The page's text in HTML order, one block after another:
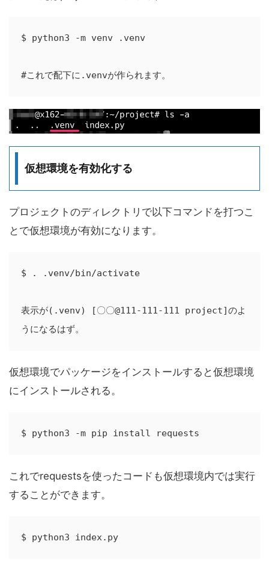
$ python3 -m venv .venv
#これで配下に.venvが作られます。
仮想環境を有効化する
プロジェクトのディレクトリで以下コマンドを打つこ
とで仮想環境が有効になります。
$ . .venv/bin/activate
表示が(.venv) [〇〇@111-111-111 project]のよ
うになるはず。
仮想環境でパッケージをインストールすると仮想環境
にインストールされる。
$ python3 -m pip install requests
これでrequestsを使ったコードも仮想環境内では実行
することができます。
$ python3 index.py